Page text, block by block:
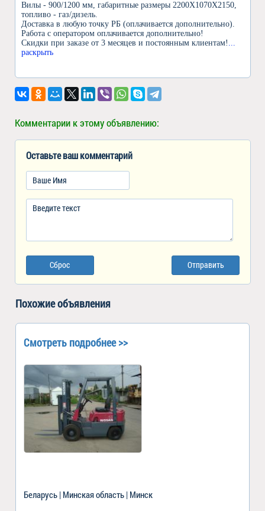
Вилы - 900/1200 мм, габаритные размеры 2200Х1070Х2150,
топливо - газ/дизель.
Доставка в любую точку РБ (оплачивается дополнительно).
Работа с оператором оплачивается дополнительно!
Скидки при заказе от 3 месяцев и постоянным клиентам! ...
раскрыть
Комментарии к этому объявлению:
Оставьте ваш комментарий
Сброс Отправить
Похожие объявления
Смотреть подробнее >>
Беларусь | Минская область | Минск